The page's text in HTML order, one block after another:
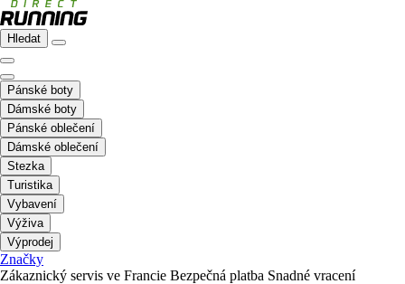
Hledat
Pánské boty
Dámské boty
Pánské oblečení
Dámské oblečení
Stezka
Turistika
Vybavení
Výživa
Výprodej
Značky
Zákaznický servis ve Francie Bezpečná platba Snadné vracení